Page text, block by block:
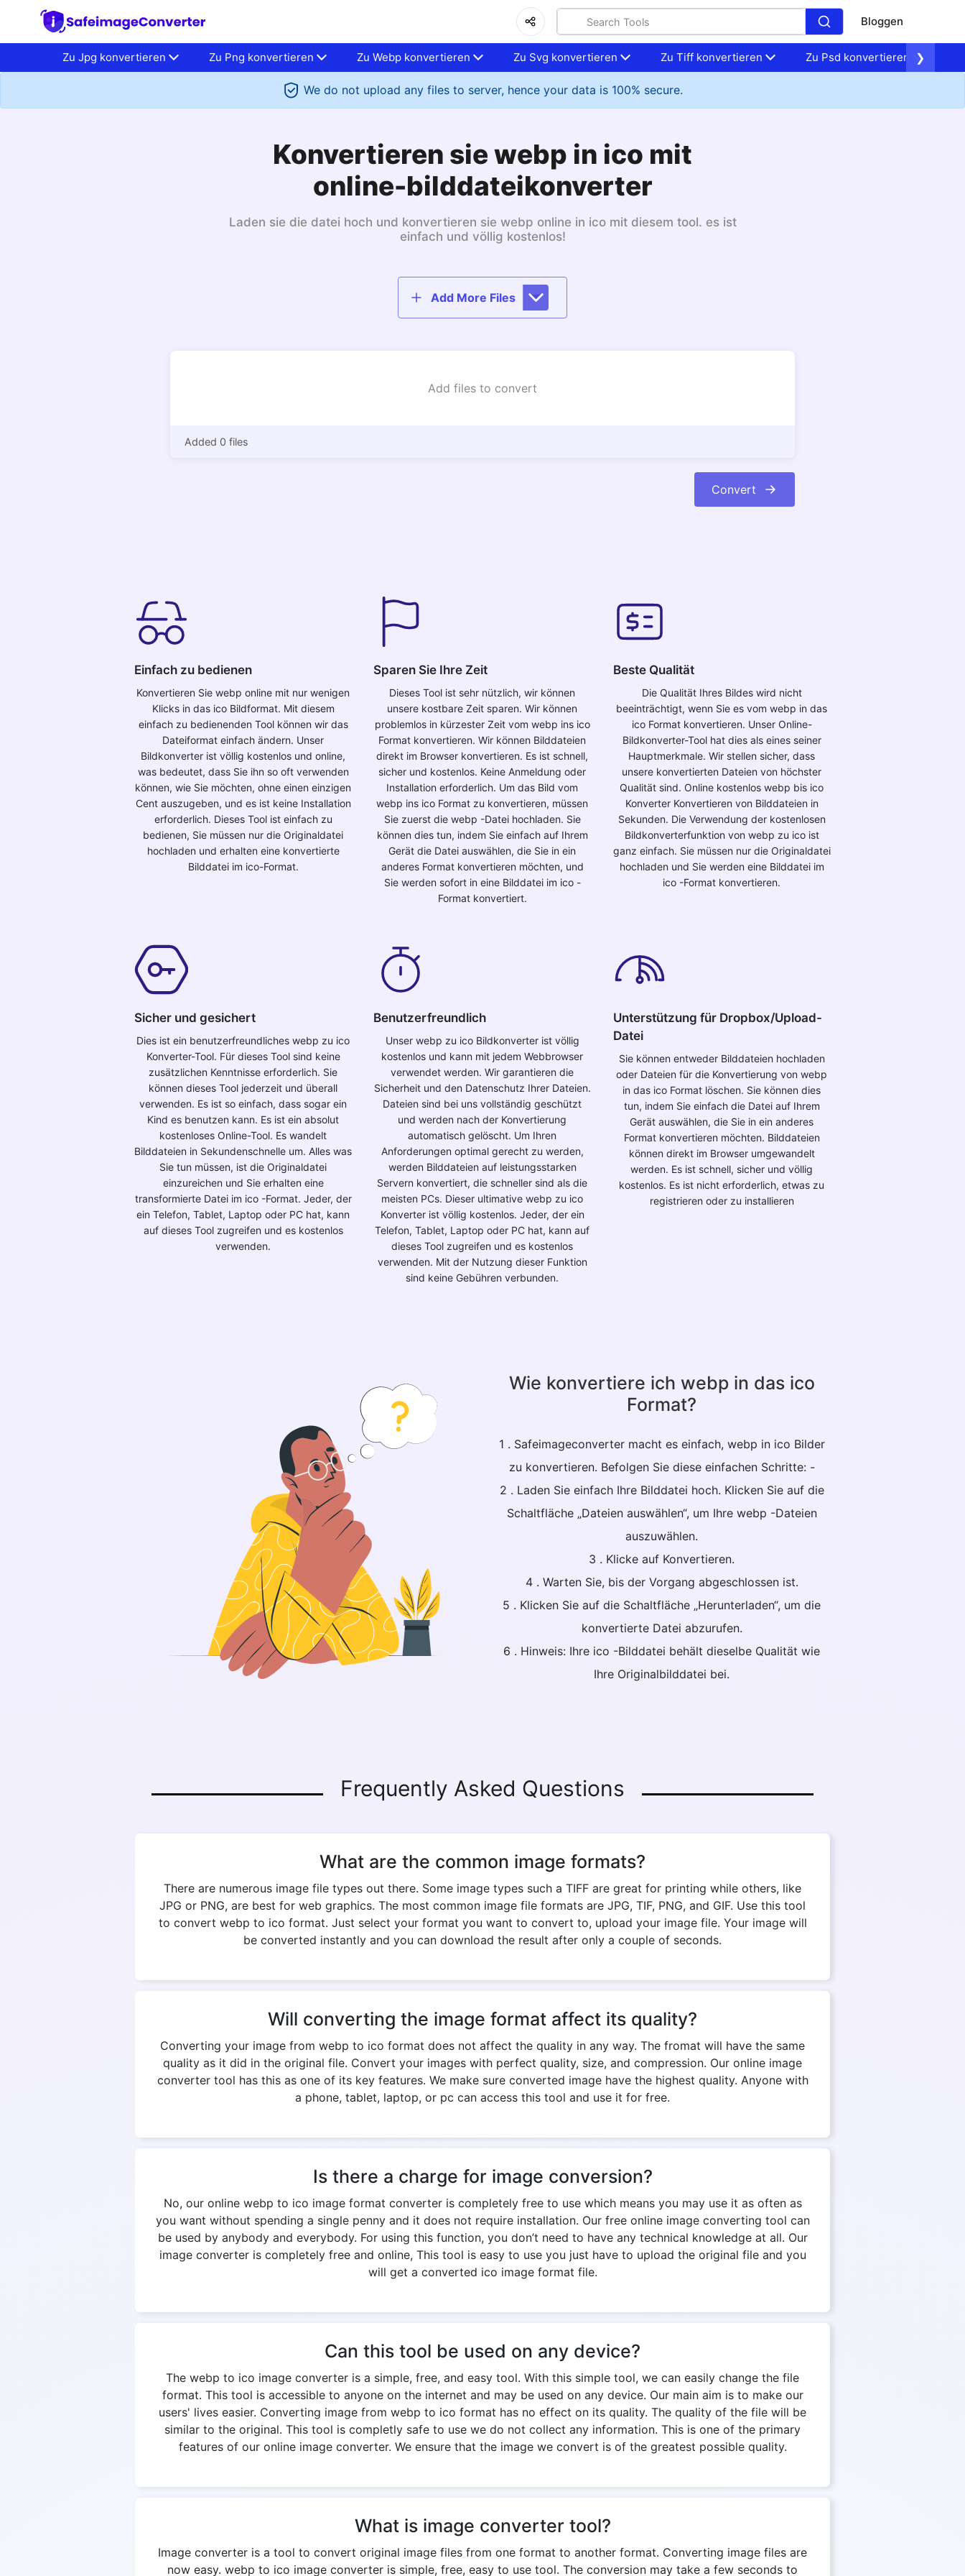
Bloggen
Copy Link
Zu Jpg konvertieren Zu Png konvertieren Zu Webp konvertieren Zu Svg konvertieren Zu Tiff konvertieren Zu Psd konvertieren ❯
We do not upload any files to server, hence your data is 100% secure.
Konvertieren sie webp in ico mit
online-bilddateikonverter
Laden sie die datei hoch und konvertieren sie webp online in ico mit diesem tool. es ist
einfach und völlig kostenlos!
Add More Files
Add files to convert
Added 0 files
Convert
Einfach zu bedienen
Konvertieren Sie webp online mit nur wenigen
Klicks in das ico Bildformat. Mit diesem
einfach zu bedienenden Tool können wir das
Dateiformat einfach ändern. Unser
Bildkonverter ist völlig kostenlos und online,
was bedeutet, dass Sie ihn so oft verwenden
können, wie Sie möchten, ohne einen einzigen
Cent auszugeben, und es ist keine Installation
erforderlich. Dieses Tool ist einfach zu
bedienen, Sie müssen nur die Originaldatei
hochladen und erhalten eine konvertierte
Bilddatei im ico-Format.
Sparen Sie Ihre Zeit
Dieses Tool ist sehr nützlich, wir können
unsere kostbare Zeit sparen. Wir können
problemlos in kürzester Zeit vom webp ins ico
Format konvertieren. Wir können Bilddateien
direkt im Browser konvertieren. Es ist schnell,
sicher und kostenlos. Keine Anmeldung oder
Installation erforderlich. Um das Bild vom
webp ins ico Format zu konvertieren, müssen
Sie zuerst die webp -Datei hochladen. Sie
können dies tun, indem Sie einfach auf Ihrem
Gerät die Datei auswählen, die Sie in ein
anderes Format konvertieren möchten, und
Sie werden sofort in eine Bilddatei im ico -
Format konvertiert.
Beste Qualität
Die Qualität Ihres Bildes wird nicht
beeinträchtigt, wenn Sie es vom webp in das
ico Format konvertieren. Unser Online-
Bildkonverter-Tool hat dies als eines seiner
Hauptmerkmale. Wir stellen sicher, dass
unsere konvertierten Dateien von höchster
Qualität sind. Online kostenlos webp bis ico
Konverter Konvertieren von Bilddateien in
Sekunden. Die Verwendung der kostenlosen
Bildkonverterfunktion von webp zu ico ist
ganz einfach. Sie müssen nur die Originaldatei
hochladen und Sie werden eine Bilddatei im
ico -Format konvertieren.
Sicher und gesichert
Dies ist ein benutzerfreundliches webp zu ico
Konverter-Tool. Für dieses Tool sind keine
zusätzlichen Kenntnisse erforderlich. Sie
können dieses Tool jederzeit und überall
verwenden. Es ist so einfach, dass sogar ein
Kind es benutzen kann. Es ist ein absolut
kostenloses Online-Tool. Es wandelt
Bilddateien in Sekundenschnelle um. Alles was
Sie tun müssen, ist die Originaldatei
einzureichen und Sie erhalten eine
transformierte Datei im ico -Format. Jeder, der
ein Telefon, Tablet, Laptop oder PC hat, kann
auf dieses Tool zugreifen und es kostenlos
verwenden.
Benutzerfreundlich
Unser webp zu ico Bildkonverter ist völlig
kostenlos und kann mit jedem Webbrowser
verwendet werden. Wir garantieren die
Sicherheit und den Datenschutz Ihrer Dateien.
Dateien sind bei uns vollständig geschützt
und werden nach der Konvertierung
automatisch gelöscht. Um Ihren
Anforderungen optimal gerecht zu werden,
werden Bilddateien auf leistungsstarken
Servern konvertiert, die schneller sind als die
meisten PCs. Dieser ultimative webp zu ico
Konverter ist völlig kostenlos. Jeder, der ein
Telefon, Tablet, Laptop oder PC hat, kann auf
dieses Tool zugreifen und es kostenlos
verwenden. Mit der Nutzung dieser Funktion
sind keine Gebühren verbunden.
Unterstützung für Dropbox/Upload-
Datei
Sie können entweder Bilddateien hochladen
oder Dateien für die Konvertierung von webp
in das ico Format löschen. Sie können dies
tun, indem Sie einfach die Datei auf Ihrem
Gerät auswählen, die Sie in ein anderes
Format konvertieren möchten. Bilddateien
können direkt im Browser umgewandelt
werden. Es ist schnell, sicher und völlig
kostenlos. Es ist nicht erforderlich, etwas zu
registrieren oder zu installieren
Wie konvertiere ich webp in das ico
Format?
1 . Safeimageconverter macht es einfach, webp in ico Bilder
zu konvertieren. Befolgen Sie diese einfachen Schritte: -
2 . Laden Sie einfach Ihre Bilddatei hoch. Klicken Sie auf die
Schaltfläche „Dateien auswählen“, um Ihre webp -Dateien
auszuwählen.
3 . Klicke auf Konvertieren.
4 . Warten Sie, bis der Vorgang abgeschlossen ist.
5 . Klicken Sie auf die Schaltfläche „Herunterladen“, um die
konvertierte Datei abzurufen.
6 . Hinweis: Ihre ico -Bilddatei behält dieselbe Qualität wie
Ihre Originalbilddatei bei.
Frequently Asked Questions
What are the common image formats?
There are numerous image file types out there. Some image types such a TIFF are great for printing while others, like
JPG or PNG, are best for web graphics. The most common image file formats are JPG, TIF, PNG, and GIF. Use this tool
to convert webp to ico format. Just select your format you want to convert to, upload your image file. Your image will
be converted instantly and you can download the result after only a couple of seconds.
Will converting the image format affect its quality?
Converting your image from webp to ico format does not affect the quality in any way. The fromat will have the same
quality as it did in the original file. Convert your images with perfect quality, size, and compression. Our online image
converter tool has this as one of its key features. We make sure converted image have the highest quality. Anyone with
a phone, tablet, laptop, or pc can access this tool and use it for free.
Is there a charge for image conversion?
No, our online webp to ico image format converter is completely free to use which means you may use it as often as
you want without spending a single penny and it does not require installation. Our free online image converting tool can
be used by anybody and everybody. For using this function, you don’t need to have any technical knowledge at all. Our
image converter is completely free and online, This tool is easy to use you just have to upload the original file and you
will get a converted ico image format file.
Can this tool be used on any device?
The webp to ico image converter is a simple, free, and easy tool. With this simple tool, we can easily change the file
format. This tool is accessible to anyone on the internet and may be used on any device. Our main aim is to make our
users' lives easier. Converting image from webp to ico format has no effect on its quality. The quality of the file will be
similar to the original. This tool is completly safe to use we do not collect any information. This is one of the primary
features of our online image converter. We ensure that the image we convert is of the greatest possible quality.
What is image converter tool?
Image converter is a tool to convert original image files from one format to another format. Converting image files are
now easy. webp to ico image converter is simple, free, easy to use tool. The conversion may take a few seconds to